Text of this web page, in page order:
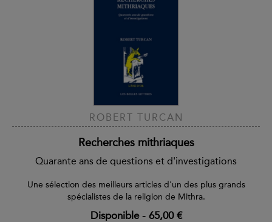
ROBERT TURCAN
Recherches mithriaques
Quarante ans de questions et d'investigations
Une sélection des meilleurs articles d'un des plus grands
spécialistes de la religion de Mithra.
Disponible- 65,00 €